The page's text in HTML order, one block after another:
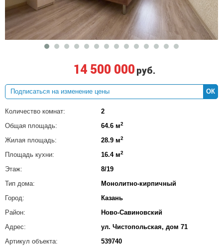
14 500 000 руб.
ОК
Количество комнат:
2
Общая площадь:
64.6 м2
Жилая площадь: 28.9 м2
Площадь кухни: 16.4 м2
Этаж:
8/19
Тип дома:
Монолитно-кирпичный
Город:
Казань
Район:
Ново-Савиновский
Адрес:
ул. Чистопольская, дом 71
Артикул объекта:
539740